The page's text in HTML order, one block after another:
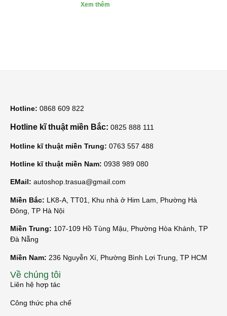
Xem thêm
Hotline: 0868 609 822
Hotline kĩ thuật miền Bắc: 0825 888 111
Hotline kĩ thuật miền Trung: 0763 557 488
Hotline kĩ thuật miền Nam: 0938 989 080
EMail: autoshop.trasua@gmail.com
Miền Bắc: LK8-A, TT01, Khu nhà ở Him Lam, Phường Hà
Đông, TP Hà Nội
Miền Trung: 107-109 Hồ Tùng Mậu, Phường Hòa Khánh, TP
Đà Nẵng
Miền Nam: 236 Nguyễn Xí, Phường Bình Lợi Trung, TP HCM
Về chúng tôi
Liên hệ hợp tác
Công thức pha chế